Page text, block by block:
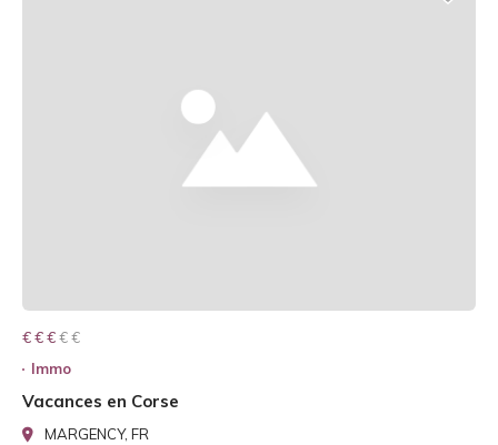
€ € € € €
€ € €
Immo
Vacances en Corse
MARGENCY, FR